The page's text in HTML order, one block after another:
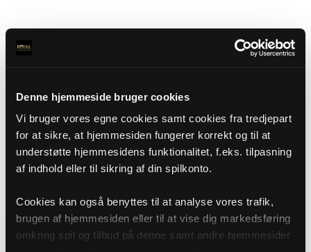
Denne hjemmeside bruger cookies
Vi bruger vores egne cookies samt cookies fra tredjepart
for at sikre, at hjemmesiden fungerer korrekt og til at
understøtte hjemmesidens funktionalitet, f.eks. tilpasning
af indhold eller til sikring af din spilkonto.
Cookies kan også benyttes til at analyse vores trafik,
brugen af hjemmesiden eller til at vise dig markedsføring
omkring spil og tilbud på denne samt andre hjemmesider